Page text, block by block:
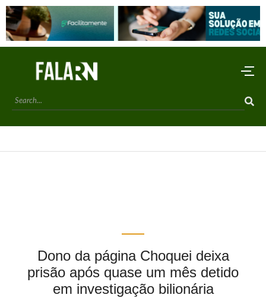
Dono da página Choquei deixa
prisão após quase um mês detido
em investigação bilionária